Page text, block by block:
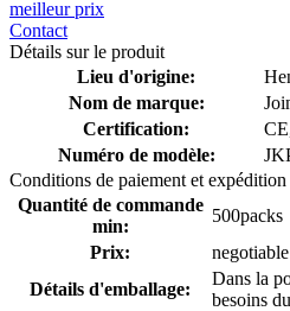
meilleur prix
Contact
Détails sur le produit
Lieu d'origine:
Nom de marque:
Certification:
Numéro de modèle:
Conditions de paiement et expédition
Quantité de commande
min:
500packs
Prix:
negotiable
Détails d'emballage:
Dans la
besoins